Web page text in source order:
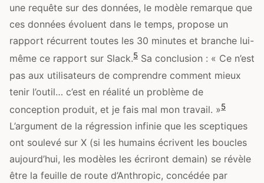
une requête sur des données, le modèle remarque que
ces données évoluent dans le temps, propose un
rapport récurrent toutes les 30 minutes et branche lui-
même ce rapport sur Slack.5 Sa conclusion : « Ce n’est
pas aux utilisateurs de comprendre comment mieux
tenir l’outil… c’est en réalité un problème de
conception produit, et je fais mal mon travail. »5
L’argument de la régression infinie que les sceptiques
ont soulevé sur X (si les humains écrivent les boucles
aujourd’hui, les modèles les écriront demain) se révèle
être la feuille de route d’Anthropic, concédée par